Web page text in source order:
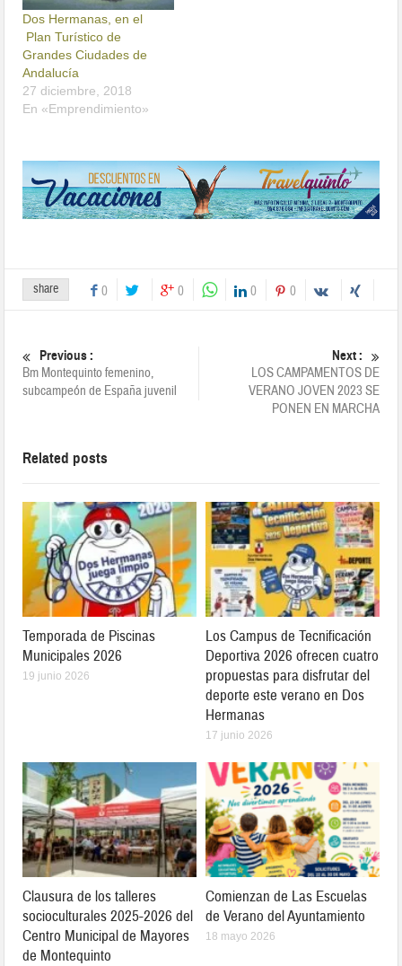
Dos Hermanas, en el
Plan Turístico de
Grandes Ciudades de
Andalucía
27 diciembre, 2018
En «Emprendimiento»
share 0 0 0 0
Previous :
Bm Montequinto femenino,
subcampeón de España juvenil
Next :
LOS CAMPAMENTOS DE
VERANO JOVEN 2023 SE
PONEN EN MARCHA
Related posts
Temporada de Piscinas
Municipales 2026
19 junio 2026
Los Campus de Tecnificación
Deportiva 2026 ofrecen cuatro
propuestas para disfrutar del
deporte este verano en Dos
Hermanas
17 junio 2026
Clausura de los talleres
socioculturales 2025-2026 del
Centro Municipal de Mayores
de Montequinto
Comienzan de Las Escuelas
de Verano del Ayuntamiento
18 mayo 2026